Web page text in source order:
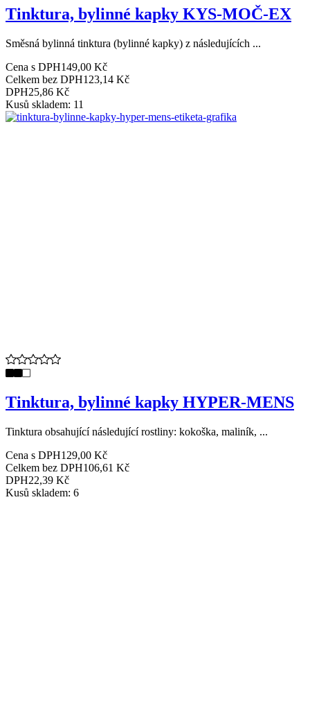
Tinktura, bylinné kapky KYS-MOČ-EX
Směsná bylinná tinktura (bylinné kapky) z následujících ...
Cena s DPH149,00 Kč
Celkem bez DPH123,14 Kč
DPH25,86 Kč
Kusů skladem: 11
Tinktura, bylinné kapky HYPER-MENS
Tinktura obsahující následující rostliny: kokoška, maliník, ...
Cena s DPH129,00 Kč
Celkem bez DPH106,61 Kč
DPH22,39 Kč
Kusů skladem: 6